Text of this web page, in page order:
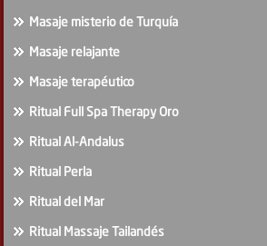
Masaje misterio de Turquía
Masaje relajante
Masaje terapéutico
Ritual Full Spa Therapy Oro
Ritual Al-Andalus
Ritual Perla
Ritual del Mar
Ritual Massaje Tailandés